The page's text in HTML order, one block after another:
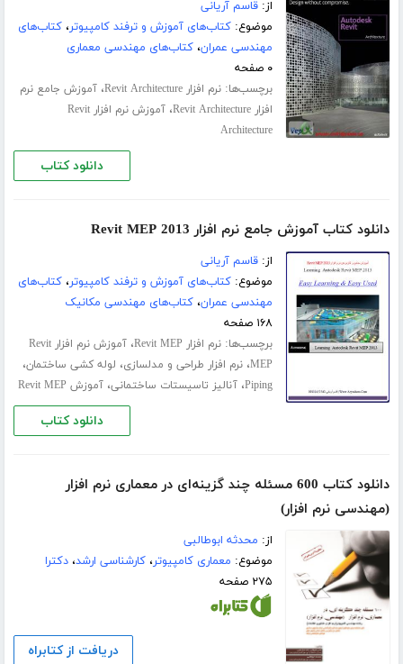
از:قاسم آریانی
موضوع:کتاب‌های آموزش و ترفند کامپیوتر،کتاب‌های
مهندسی عمران،کتاب‌های مهندسی معماری
۰ صفحه
برچسب‌ها:نرم افزار Revit Architecture ،آموزش جامع نرم
افزار Revit Architecture
،
آموزش نرم افزار Revit
Architecture
دانلود کتاب
دانلود کتاب آموزش جامع نرم افزار Revit MEP 2013
از:قاسم آریانی
موضوع:کتاب‌های آموزش و ترفند کامپیوتر،کتاب‌های
مهندسی عمران،کتاب‌های مهندسی مکانیک
۱۶۸ صفحه
برچسب‌ها:نرم افزار Revit MEP ،
آموزش نرم افزار Revit
MEP،نرم افزار طراحی و مدلسازی، لوله کشی ساختمان،
Piping،آنالیز تاسیستات ساختمانی،آموزش Revit MEP
دانلود کتاب
دانلود کتاب 600 مسئله چند گزینه‌ای در معماری نرم افزار
(مهندسی نرم افزار)
از: محدثه ابوطالبی
موضوع: معماری کامپیوتر،کارشناسی ارشد،دکترا
۲۷۵ صفحه
دریافت از کتابراه